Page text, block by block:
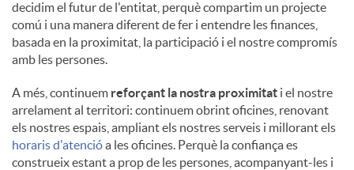
decidim el futur de l'entitat, perquè compartim un projecte
comú i una manera diferent de fer i entendre les finances,
basada en la proximitat, la participació i el nostre compromís
amb les persones.
A més, continuem reforçant la nostra proximitat i el nostre
arrelament al territori: continuem obrint oficines, renovant
els nostres espais, ampliant els nostres serveis i millorant els
horaris d'atencióa les oficines. Perquè la confiança es
construeix estant a prop de les persones, acompanyant-les i